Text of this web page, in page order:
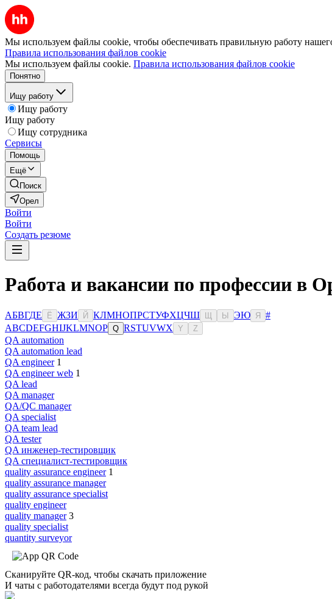
Мы используем файлы cookie, чтобы обеспечивать правильную работу
Правила использования файлов cookie
Мы используем файлы cookie. Правила использования файлов cookie
Понятно
Ищу работу
Ищу работу
Ищу работу
Ищу сотрудника
Сервисы
Помощь
Ещё
Поиск
Орел
Войти
Войти
Создать резюме
Работа и вакансии по профессии в
АБВГДЕ Ё ЖЗИ Й КЛМНОПРСТУФХЦЧШ Ы ЭЮ Я
#
ABCDEFGHIJKLMNOP Q RSTUVWX Y Z
QA automation
QA automation lead
QA engineer 1
QA engineer web 1
QA lead
QA manager
QA/QC manager
QA specialist
QA team lead
QA tester
QA инженер-тестировщик
QA специалист-тестировщик
quality assurance engineer 1
quality assurance manager
quality assurance specialist
quality engineer
quality manager 3
quality specialist
quantity surveyor
Сканируйте QR-код, чтобы скачать приложение
И чаты с работодателями всегда будут под рукой